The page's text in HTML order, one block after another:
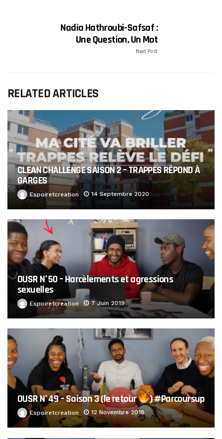
Nadia Hathroubi-Safsaf :
Une Question, Un Mot
Next Post
RELATED ARTICLES
CLEAN CHALLENGE SAISON 2 – TRAPPES RÉPOND À
GARGES
Espoiretcreation 14 Septembre 2020
OUSR N°50 – Harcèlements et agressions
sexuelles
Espoiretcreation 7 Juin 2019
OUSR N°49 – Saison 3 (le retour ) #Parcoursup
Espoiretcreation 12 Novembre 2018